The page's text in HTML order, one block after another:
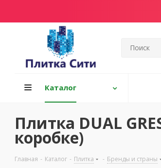
Каталог
Плитка DUAL
коробке)
Главная - Каталог - Плитка - Бренды и страны